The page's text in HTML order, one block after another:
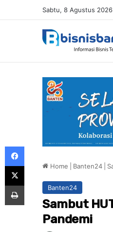
Sabtu, 8 Agustus 2026
Home Banten24
Banten24
Sambut
Pandemi
Facebook